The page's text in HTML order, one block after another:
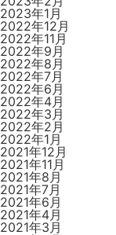
2023年1月
2022年12月
2022年11月
2022年9月
2022年8月
2022年7月
2022年6月
2022年4月
2022年3月
2022年2月
2022年1月
2021年12月
2021年11月
2021年8月
2021年7月
2021年6月
2021年4月
2021年3月